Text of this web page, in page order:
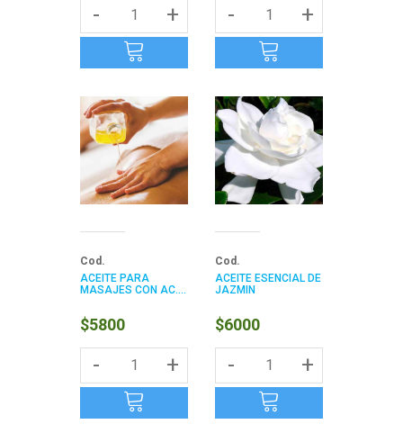
- + - +
Cod.
ACEITE PARA
MASAJES CON AC....
$5800
- +
Cod.
ACEITE ESENCIAL DE
JAZMIN
$6000
- +